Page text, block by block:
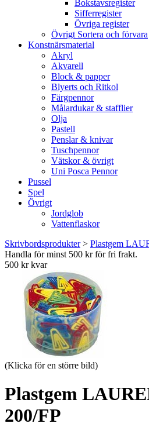
Bokstavsregister
Sifferregister
Övriga register
Övrigt Sortera och förvara
Konstnärsmaterial
Akryl
Akvarell
Block & papper
Blyerts och Ritkol
Färgpennor
Målardukar & stafflier
Olja
Pastell
Penslar & knivar
Tuschpennor
Vätskor & övrigt
Uni Posca Pennor
Pussel
Spel
Övrigt
Jordglob
Vattenflaskor
Skrivbordsprodukter> Plastgem
Handla för minst 500 kr för fri frakt.
500 kr kvar
(Klicka för en större bild)
Plastgem
200/FP